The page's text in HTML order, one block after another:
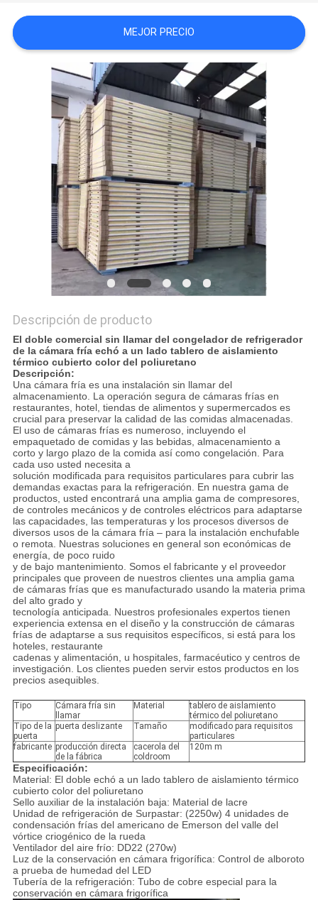
NOTICIAS
CASOS
MAPA
PRIVACY
POLICY
MEJOR PRECIO
Descripción de producto
El doble comercial sin llamar del congelador de refrigerador
de la cámara fría echó a un lado tablero de aislamiento
térmico cubierto color del poliuretano
Descripción:
Una cámara fría es una instalación sin llamar del
almacenamiento. La operación segura de cámaras frías en
restaurantes, hotel, tiendas de alimentos y supermercados es
crucial para preservar la calidad de las comidas almacenadas.
El uso de cámaras frías es numeroso, incluyendo el
empaquetado de comidas y las bebidas, almacenamiento a
corto y largo plazo de la comida así como congelación. Para
cada uso usted necesita a
solución modificada para requisitos particulares para cubrir las
demandas exactas para la refrigeración. En nuestra gama de
productos, usted encontrará una amplia gama de compresores,
de controles mecánicos y de controles eléctricos para adaptarse
las capacidades, las temperaturas y los procesos diversos de
diversos usos de la cámara fría – para la instalación enchufable
o remota. Nuestras soluciones en general son económicas de
energía, de poco ruido
y de bajo mantenimiento. Somos el fabricante y el proveedor
principales que proveen de nuestros clientes una amplia gama
de cámaras frías que es manufacturado usando la materia prima
del alto grado y
tecnología anticipada. Nuestros profesionales expertos tienen
experiencia extensa en el diseño y la construcción de cámaras
frías de adaptarse a sus requisitos específicos, si está para los
hoteles, restaurante
cadenas y alimentación, u hospitales, farmacéutico y centros de
investigación. Los clientes pueden servir estos productos en los
precios asequibles.
Tipo
Cámara fría sin
llamar
Material
tablero de aislamiento
térmico del poliuretano
Tipo de la
puerta
puerta deslizante Tamaño
modificado para requisitos
particulares
fabricante producción directa
de la fábrica
cacerola del
coldroom
120m m
Especificación:
Material: El doble echó a un lado tablero de aislamiento térmico
cubierto color del poliuretano
Sello auxiliar de la instalación baja: Material de lacre
Unidad de refrigeración de Surpastar: (2250w) 4 unidades de
condensación frías del americano de Emerson del valle del
vórtice criogénico de la rueda
Ventilador del aire frío: DD22 (270w)
Luz de la conservación en cámara frigorífica: Control de alboroto
a prueba de humedad del LED
Tubería de la refrigeración: Tubo de cobre especial para la
conservación en cámara frigorífica